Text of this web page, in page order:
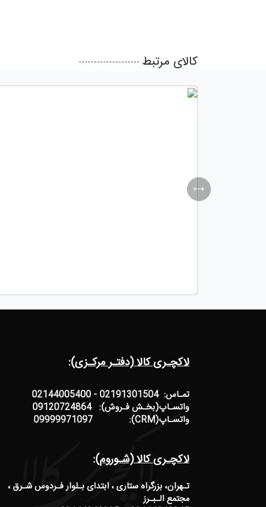
کالای مرتبط
لاکچـری کالا (دفتـر مرکـزی):
تمـاس: 02191301504 - 02144005400
واتسـاپ(بخـش فـروش): 09120724864
واتسـاپ(CRM): 09999971097
لاکچـری کالا (شـوروم):
تـهران، بزرگراه ستاری ، ابتدای بـلوار فـردوس شـرق ،
مجتمع الـبـرز